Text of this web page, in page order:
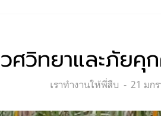
ศวิทยาและภัยคุ
Categories:
เราทำงานให้พี่สืบ
Posted
21 มก